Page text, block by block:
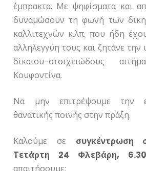
έμπρακτα. Με ψηφίσματα και
δυναμώσουν τη φωνή των
καλλιτεχνών κ.λπ. που ήδη
αλληλεγγύη τους και ζητάνε την
δίκαιου-στοιχειώδους
Κουφοντίνα.
Να μην επιτρέψουμε την
θανατικής ποινής στην πράξη.
Καλούμε σε συγκέντρωση
Τετάρτη 24 Φλεβάρη,